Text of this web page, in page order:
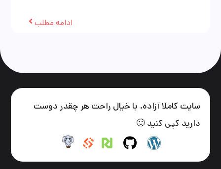
ادامه مطلب
سایت کاملا آزاده. با خیال راحت هر چقدر دوست
دارید کپی کنید 🙂